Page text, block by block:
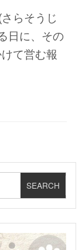
らそうじ
日に、その
て営む報